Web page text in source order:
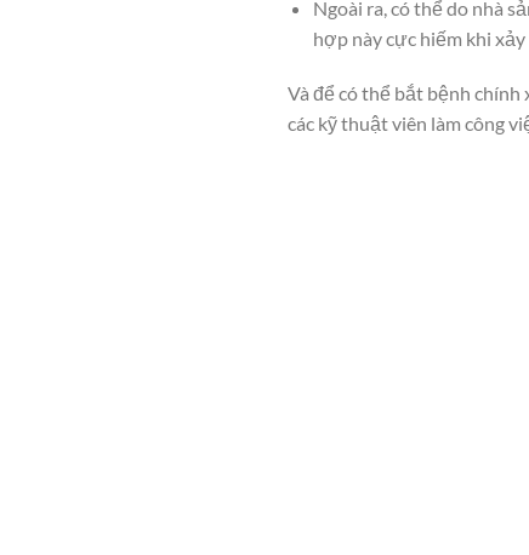
Ngoài ra, có thể do nhà
hợp này cực hiếm khi xảy
Và để có thể bắt bệnh chính
các kỹ thuật viên làm công